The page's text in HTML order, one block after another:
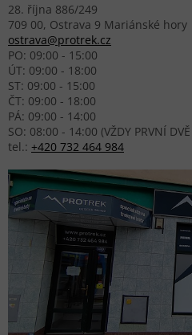
28. října 886/249
709 00, Ostrava 9 Mariánské hory
ostrava@protrek.cz
PO: 09:00 - 15:00
ÚT: 09:00 - 18:00
ST: 09:00 - 15:00
ČT: 09:00 - 18:00
PÁ: 09:00 - 14:00
SO: 08:00 - 14:00 (VŽDY PRVNÍ
tel.: +420 732 464 984